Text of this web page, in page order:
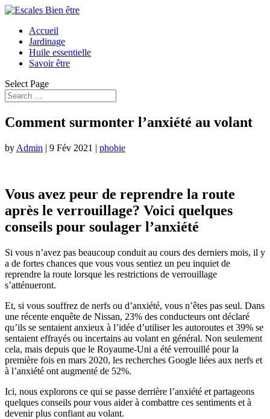
Accueil
Jardinage
Huile essentielle
Savoir être
Select Page
Comment surmonter l’anxiété au volant
by Admin | 9 Fév 2021 | phobie
Vous avez peur de reprendre la route
après le verrouillage? Voici quelques
conseils pour soulager l’anxiété
Si vous n’avez pas beaucoup conduit au cours des derniers mois, il y
a de fortes chances que vous vous sentiez un peu inquiet de
reprendre la route lorsque les restrictions de verrouillage
s’atténueront.
Et, si vous souffrez de nerfs ou d’anxiété, vous n’êtes pas seul. Dans
une récente enquête de Nissan, 23% des conducteurs ont déclaré
qu’ils se sentaient anxieux à l’idée d’utiliser les autoroutes et 39% se
sentaient effrayés ou incertains au volant en général. Non seulement
cela, mais depuis que le Royaume-Uni a été verrouillé pour la
première fois en mars 2020, les recherches Google liées aux nerfs et
à l’anxiété ont augmenté de 52%.
Ici, nous explorons ce qui se passe derrière l’anxiété et partageons
quelques conseils pour vous aider à combattre ces sentiments et à
devenir plus confiant au volant.